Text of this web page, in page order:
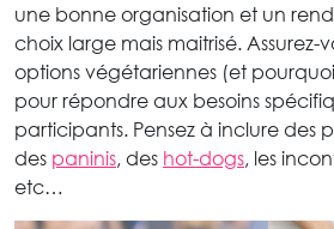
une bonne organisation et un
choix large mais maitrisé. Assurez-
options végétariennes (et
pour répondre aux besoins
participants. Pensez à inclure des
des paninis, des hot-dogs, les
etc…